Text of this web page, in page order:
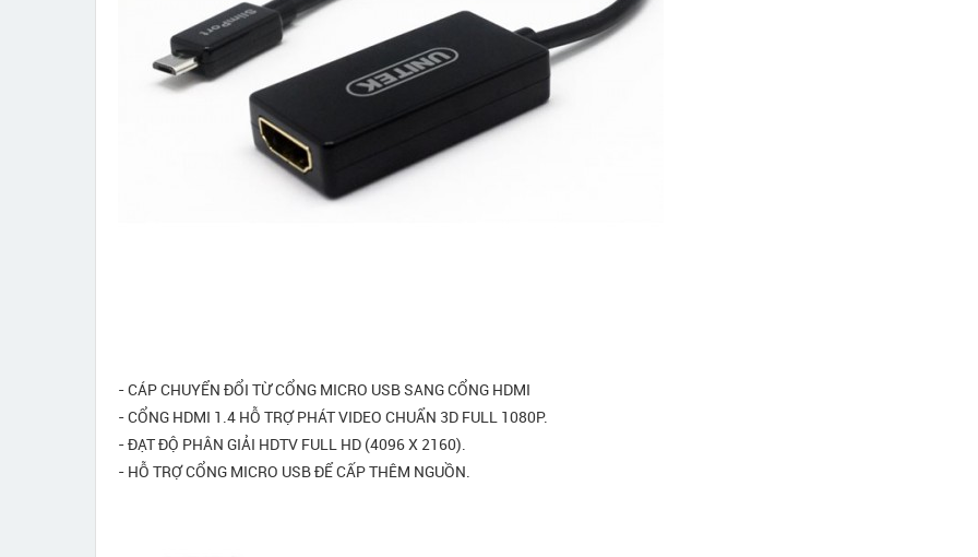
- CÁP CHUYỂN ĐỔI TỪ CỔNG MICRO USB SANG CỔNG HDMI
- CỔNG HDMI 1.4 HỖ TRỢ PHÁT VIDEO CHUẨN 3D FULL 1080P.
- ĐẠT ĐỘ PHÂN GIẢI HDTV FULL HD (4096 X 2160).
- HỖ TRỢ CỔNG MICRO USB ĐỂ CẤP THÊM NGUỒN.